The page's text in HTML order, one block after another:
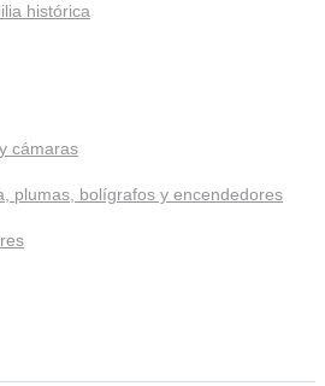
histórica
cámaras
plumas, bolígrafos y encendedores